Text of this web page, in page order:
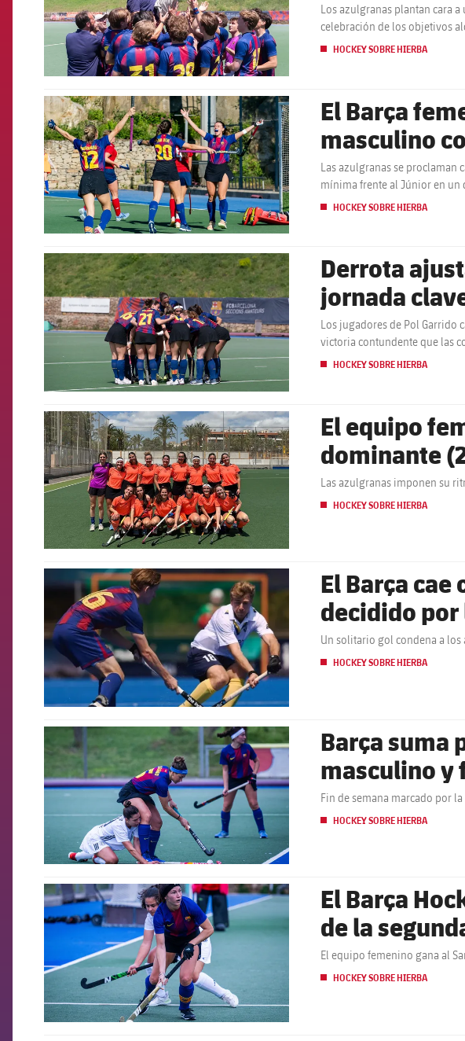
Los azulgranas plantan cara
celebración de los objetivos
HOCKEY SOBRE HIERBA
FCB Barcelona badge
El Barça
masculino
Las azulgranas se proclaman
mínima frente al Júnior en
HOCKEY SOBRE HIERBA
FCB Barcelona badge
Derrota
jornada
Los jugadores de Pol Garrido
victoria contundente que las
HOCKEY SOBRE HIERBA
FCB Barcelona badge
El equipo
dominante
Las azulgranas imponen su
HOCKEY SOBRE HIERBA
FCB Barcelona badge
El Barça cae
decidido
Un solitario gol condena a
HOCKEY SOBRE HIERBA
FCB Barcelona badge
Barça suma
masculino y
Fin de semana marcado por
HOCKEY SOBRE HIERBA
FCB Barcelona badge
El Barça
de la
El equipo femenino gana al
HOCKEY SOBRE HIERBA